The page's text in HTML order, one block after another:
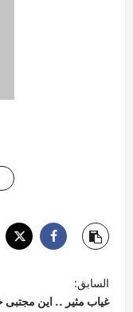
ت
ص
السابق:
غياب مثير .. اين مجتبى